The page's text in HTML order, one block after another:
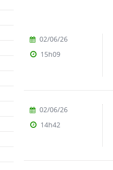
02/06/26
15h09
02/06/26
14h42